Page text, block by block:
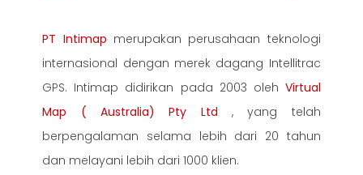
PT Intimap merupakan perusahaan teknologi
internasional dengan merek dagang Intellitrac
GPS. Intimap didirikan pada 2003 oleh Virtual
Map ( Australia) Pty Ltd , yang telah
berpengalaman selama lebih dari 20 tahun
dan melayani lebih dari 1000 klien.